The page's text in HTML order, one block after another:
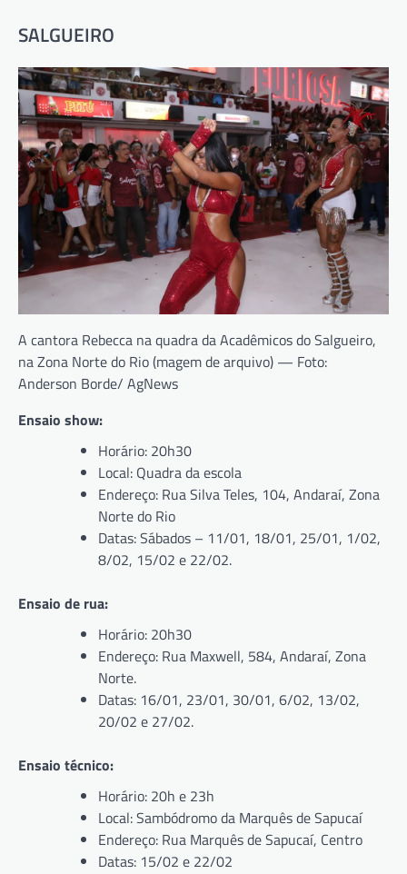
SALGUEIRO
A cantora Rebecca na quadra da Acadêmicos do Salgueiro,
na Zona Norte do Rio (magem de arquivo) — Foto:
Anderson Borde/ AgNews
Ensaio show:
Horário: 20h30
Local: Quadra da escola
Endereço: Rua Silva Teles, 104, Andaraí, Zona
Norte do Rio
Datas: Sábados – 11/01, 18/01, 25/01, 1/02,
8/02, 15/02 e 22/02.
Ensaio de rua:
Horário: 20h30
Endereço: Rua Maxwell, 584, Andaraí, Zona
Norte.
Datas: 16/01, 23/01, 30/01, 6/02, 13/02,
20/02 e 27/02.
Ensaio técnico:
Horário: 20h e 23h
Local: Sambódromo da Marquês de Sapucaí
Endereço: Rua Marquês de Sapucaí, Centro
Datas: 15/02 e 22/02